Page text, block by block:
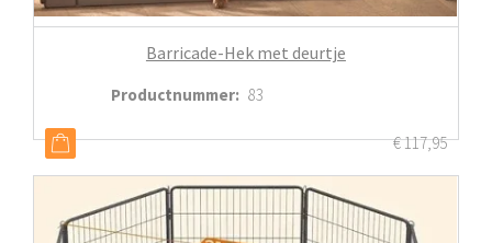
Barricade-Hek met deurtje
Productnummer: 83
€117,95